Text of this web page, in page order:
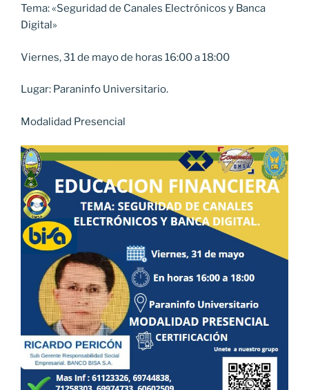
Tema: «Seguridad de Canales Electrónicos y Banca
Digital»
Viernes, 31 de mayo de horas 16:00 a 18:00
Lugar: Paraninfo Universitario.
Modalidad Presencial